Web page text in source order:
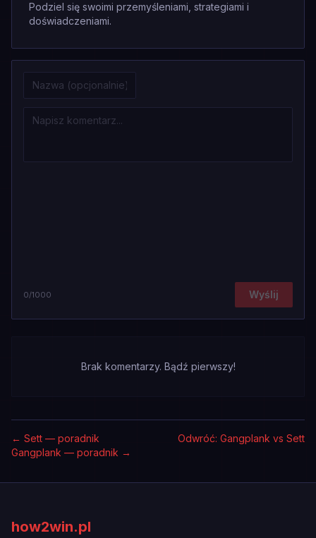
Podziel się swoimi przemyśleniami, strategiami i
doświadczeniami.
0/1000 Wyślij
Brak komentarzy. Bądź pierwszy!
← Sett — poradnik
Odwróć: Gangplank vs Sett
Gangplank — poradnik →
how2win.pl